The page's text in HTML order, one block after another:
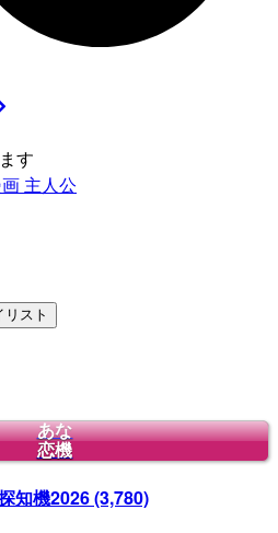
す
主人公
リスト
あな
恋機
知機2026(3,780)